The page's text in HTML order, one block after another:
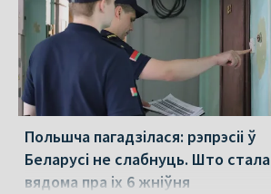
Польшча пагадзілася: рэпрэсіі ў
Беларусі не слабнуць. Што стала
вядома пра іх 6 жніўня